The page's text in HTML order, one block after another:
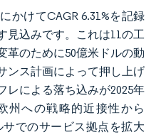
かけてCAGR 6.31%を記録
見込みです。これは11の工
革のために50億米ドルの動
ンス計画によって押し上げ
レによる落ち込みが2025年
州への戦略的近接性から
でのサービス拠点を拡大